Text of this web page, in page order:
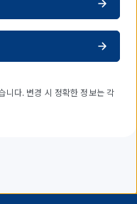
니다. 변경 시 정확한 정보는 각